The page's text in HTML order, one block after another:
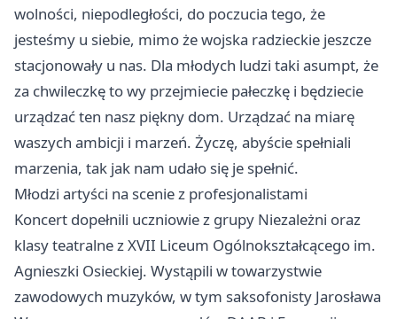
wolności, niepodległości, do poczucia tego, że
jesteśmy u siebie, mimo że wojska radzieckie jeszcze
stacjonowały u nas. Dla młodych ludzi taki asumpt, że
za chwileczkę to wy przejmiecie pałeczkę i będziecie
urządzać ten nasz piękny dom. Urządzać na miarę
waszych ambicji i marzeń. Życzę, abyście spełniali
marzenia, tak jak nam udało się je spełnić.
Młodzi artyści na scenie z profesjonalistami
Koncert dopełnili uczniowie z grupy Niezależni oraz
klasy teatralne z XVII Liceum Ogólnokształcącego im.
Agnieszki Osieckiej. Wystąpili w towarzystwie
zawodowych muzyków, w tym saksofonisty Jarosława